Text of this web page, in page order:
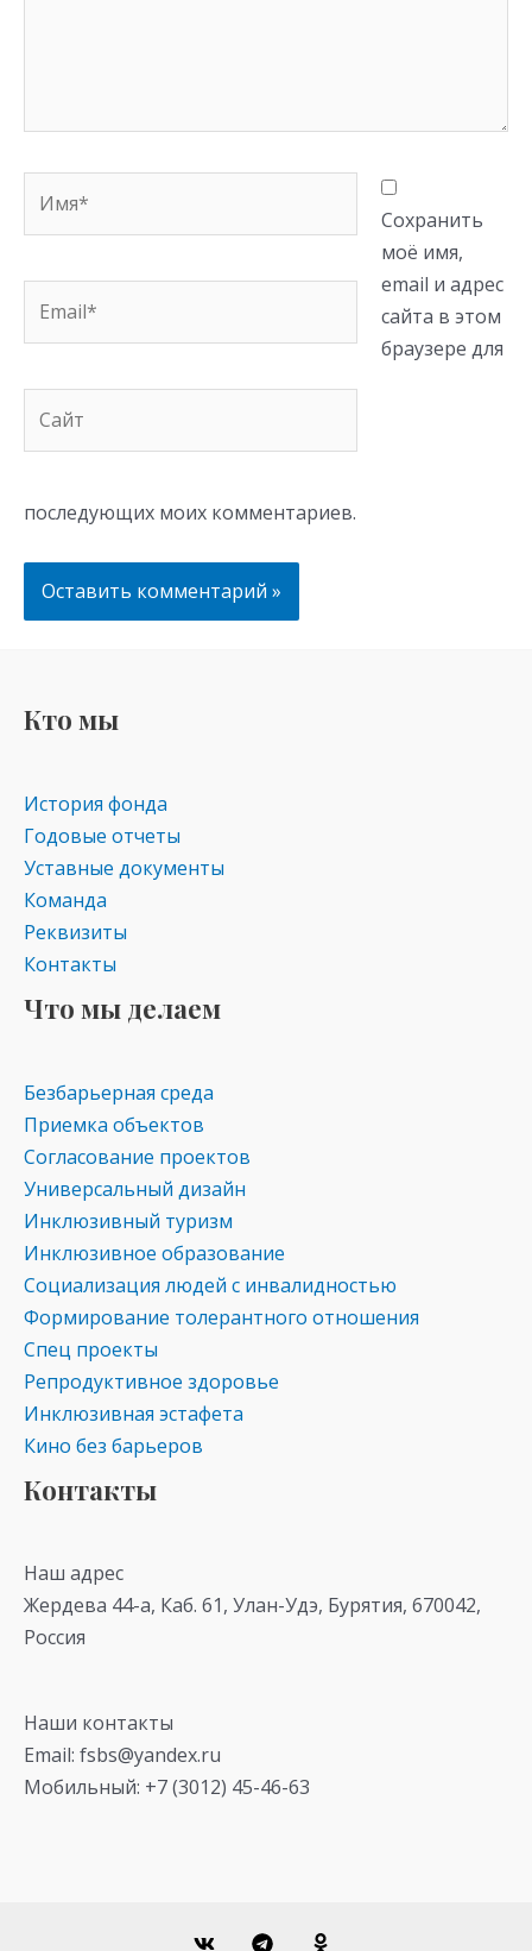
Сохранить
моё имя,
email и адрес
сайта в этом
браузере для
последующих моих комментариев.
Кто мы
История фонда
Годовые отчеты
Уставные документы
Команда
Реквизиты
Контакты
Что мы делаем
Безбарьерная среда
Приемка объектов
Согласование проектов
Универсальный дизайн
Инклюзивный туризм
Инклюзивное образование
Социализация людей с инвалидностью
Формирование толерантного отношения
Спец проекты
Репродуктивное здоровье
Инклюзивная эстафета
Кино без барьеров
Контакты
Наш адрес
Жердева 44-а, Каб. 61, Улан-Удэ, Бурятия, 670042,
Россия
Наши контакты
Email: fsbs@yandex.ru
Мобильный: +7 (3012) 45-46-63